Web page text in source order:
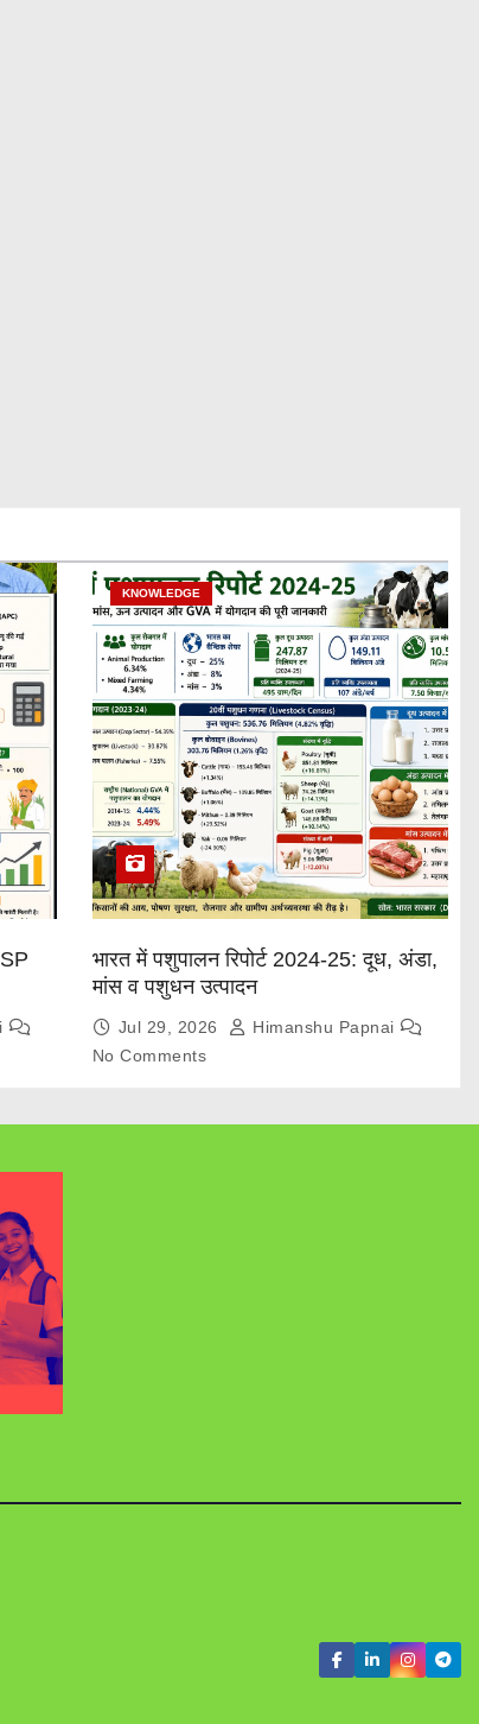
KNOWLEDGE
भारत में पशुपालन रिपोर्ट 2024-25: दूध, अंडा,
मांस व पशुधन उत्पादन
Jul 29, 2026
Himanshu Papnai
No Comments